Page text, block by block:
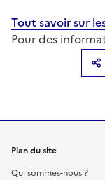
Tout savoir sur
Pour des
Plan du site
Qui sommes-nous ?